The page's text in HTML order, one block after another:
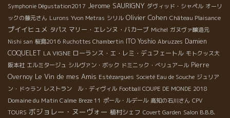
Symphonie Dégustation2017 Jerome SAURIGNY ダヴィッド・シャペル オーリ
ックの藤元さん Lurons Yvon Metras シリル Olivier Cohen Château Plaisance
プイイヒュメ タパス マリー・エレンヌ・バカーブ Michel ガヌヴァ醸造元
Nishi san 桜島2016 Ruchottes Chambertin ITO Yoshio Abruzzes Damien
COQUELET LA VIGNE ローランス・エ・レミ・デュフェートル モトクッス大
阪本社 エルミタージュ シルヴァン・ボック ドミニック・べリュアール Pierre
Overnoy Le Vin de mes Amis Estézargues Societé Eau de Souche ジュリア
ン・ドゥラン レストラン ル・ディヴィル Football COUPE DE MONDE 2018
Domaine du Matin Calme Breze 11 ポール・ルデール 高知の石川さん CPV
TOURS ボジョレー・ヌーヴォー 植村シェフ Covert Garden Salon B.B.B.